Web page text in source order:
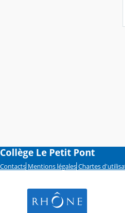
Collège Le Petit Pont
Contacts Mentions légales Chartes